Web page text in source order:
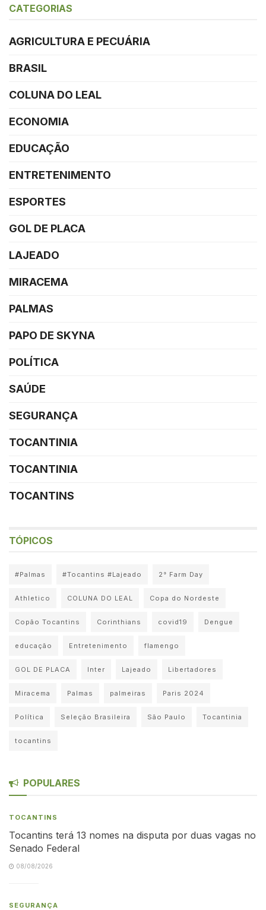
CATEGORIAS
AGRICULTURA E PECUÁRIA
BRASIL
COLUNA DO LEAL
ECONOMIA
EDUCAÇÃO
ENTRETENIMENTO
ESPORTES
GOL DE PLACA
LAJEADO
MIRACEMA
PALMAS
PAPO DE SKYNA
POLÍTICA
SAÚDE
SEGURANÇA
TOCANTINIA
TOCANTINIA
TOCANTINS
TÓPICOS
#Palmas #Tocantins #Lajeado 2° Farm Day
Athletico COLUNA DO LEAL Copa do Nordeste
Copão Tocantins Corinthians covid19 Dengue
educação Entretenimento flamengo
GOL DE PLACA Inter Lajeado Libertadores
Miracema Palmas palmeiras Paris 2024
Política Seleção Brasileira São Paulo Tocantinia
tocantins
POPULARES
TOCANTINS
Tocantins terá 13 nomes na disputa por duas vagas no
Senado Federal
08/08/2026
SEGURANÇA